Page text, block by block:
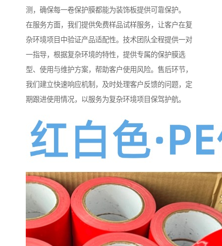
测，确保每一卷保护膜都能为装饰板提供可靠保护。
在服务方面，我们提供免费样品试样服务，让客户在复
杂环境项目中验证产品适配性。技术团队全程提供一对
一指导，根据复杂环境的特性，提供专属的保护膜选
型、使用与维护方案，帮助客户使用风险。售后环节，
我们建立快速响应机制，及时处理客户反馈的问题，定
期跟进使用情况，以服务为复杂环境项目保驾护航。